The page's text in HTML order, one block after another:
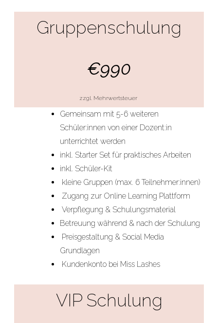
Gruppenschulung
€990
zzgl. Mehrwertsteuer
Gemeinsam mit 5-6 weiteren
Schüler:innen von einer Dozent:in
unterrichtet werden
inkl. Starter Set für praktisches Arbeiten
inkl. Schüler-Kit
kleine Gruppen (max. 6 Teilnehmer:innen)
Zugang zur Online Learning Plattform
Verpflegung & Schulungsmaterial
Betreuung während & nach der Schulung
Preisgestaltung & Social Media
Grundlagen
Kundenkonto bei Miss Lashes
VIP Schulung